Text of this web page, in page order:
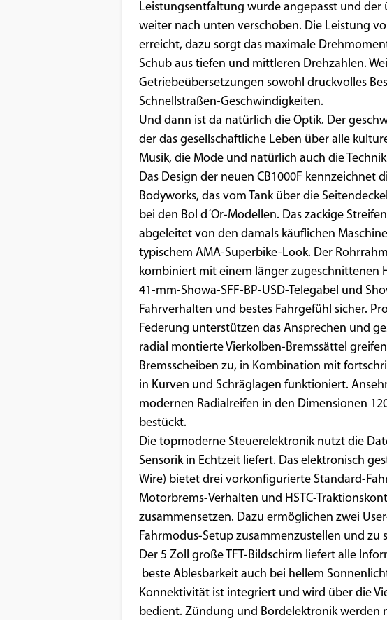
Leistungsentfaltung wurde angepasst und
weiter nach unten verschoben. Die Leistung
erreicht, dazu sorgt das maximale
Schub aus tiefen und mittleren Drehzahlen.
Getriebeübersetzungen sowohl druckvolles
Schnellstraßen-Geschwindigkeiten.
Und dann ist da natürlich die Optik. Der
der das gesellschaftliche Leben über alle
Musik, die Mode und natürlich auch die
Das Design der neuen CB1000F
Bodyworks, das vom Tank über die
bei den Bol d´Or-Modellen. Das zackige
abgeleitet von den damals käuflichen
typischem AMA-Superbike-Look. Der
kombiniert mit einem länger zugeschnittenen
41-mm-Showa-SFF-BP-USD-Telegabel und
Fahrverhalten und bestes Fahrgefühl sicher.
Federung unterstützen das Ansprechen und
radial montierte Vierkolben-Bremssättel
Bremsscheiben zu, in Kombination mit
in Kurven und Schräglagen funktioniert.
modernen Radialreifen in den Dimensionen
bestückt.
Die topmoderne Steuerelektronik nutzt die
Sensorik in Echtzeit liefert. Das elektronisch
Wire­) bietet drei vorkonfigurierte Standard-
Motorbrems­-Verhalten und HSTC-­
zusammensetzen. Dazu ermöglichen zwei
Fahrmodus-Setup zusammenzustellen und zu
Der 5 Zoll große TFT-Bildschirm liefert alle
beste Ablesbarkeit auch bei hellem
Konnektivität ist integriert und wird über die
bedient. Zündung und Bordelektronik werden